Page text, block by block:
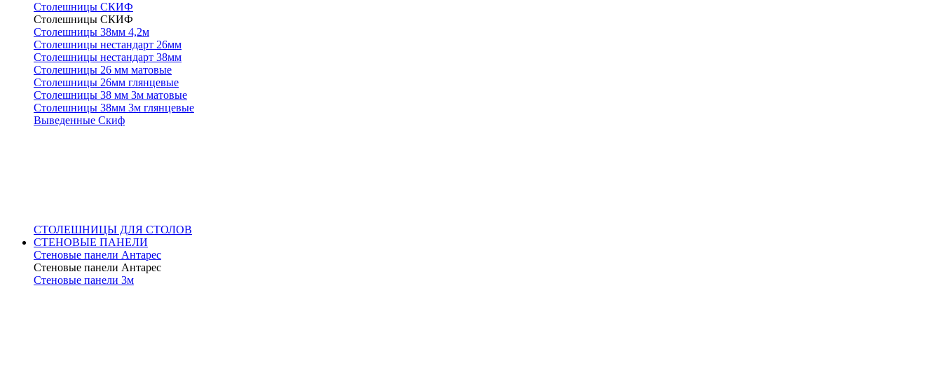
Столешницы СКИФ
Столешницы СКИФ
Столешницы 38мм 4,2м
Столешницы нестандарт 26мм
Столешницы нестандарт 38мм
Столешницы 26 мм матовые
Столешницы 26мм глянцевые
Столешницы 38 мм 3м матовые
Столешницы 38мм 3м глянцевые
Выведенные Скиф
СТОЛЕШНИЦЫ ДЛЯ СТОЛОВ
СТЕНОВЫЕ ПАНЕЛИ
Стеновые панели Антарес
Стеновые панели Антарес
Стеновые панели 3м